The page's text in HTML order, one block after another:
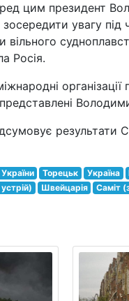
цим президент
увагу під
вільного
Росія.
організації
результати
Торецьк Україна
Швейцарія
Саміт